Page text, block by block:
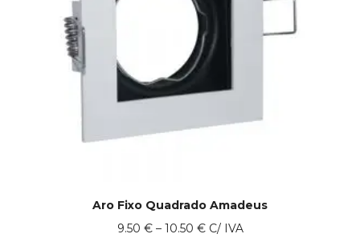
Aro Fixo Quadrado Amadeus
9.50 € – 10.50 €Price
C/ IVA